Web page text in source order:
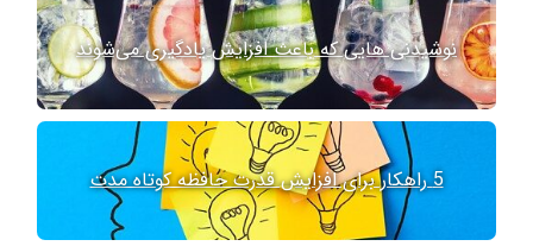
نوشیدنی هایی که باعث افزایش یادگیری می‌شوند
5 راهکار برای افزایش قدرت حافظه کوتاه مدت